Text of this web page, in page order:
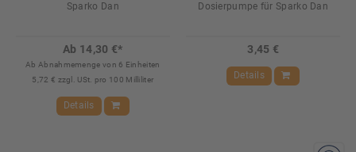
Sparko Dan
Ab 14,30 €*
Ab Abnahmemenge von 6 Einheiten
5,72 € zzgl. USt. pro 100 Milliliter
Details
Dosierpumpe für Sparko Dan
3,45 €
Details